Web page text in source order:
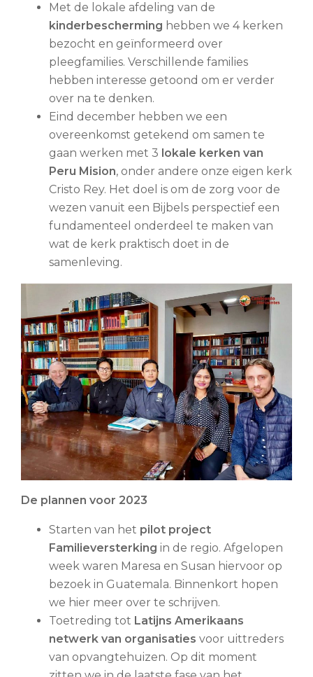
Met de lokale afdeling van de
kinderbescherming hebben we 4 kerken
bezocht en geïnformeerd over
pleegfamilies. Verschillende families
hebben interesse getoond om er verder
over na te denken.
Eind december hebben we een
overeenkomst getekend om samen te
gaan werken met 3 lokale kerken van
Peru Mision, onder andere onze eigen kerk
Cristo Rey. Het doel is om de zorg voor de
wezen vanuit een Bijbels perspectief een
fundamenteel onderdeel te maken van
wat de kerk praktisch doet in de
samenleving.
De plannen voor 2023
Starten van het pilot project
Familieversterking in de regio. Afgelopen
week waren Maresa en Susan hiervoor op
bezoek in Guatemala. Binnenkort hopen
we hier meer over te schrijven.
Toetreding tot Latijns Amerikaans
netwerk van organisaties voor uittreders
van opvangtehuizen. Op dit moment